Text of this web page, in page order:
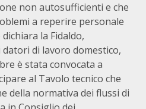
non autosufficienti e che
a reperire personale
la Fidaldo,
di lavoro domestico,
è stata convocata a
al Tavolo tecnico che
della normativa dei flussi di